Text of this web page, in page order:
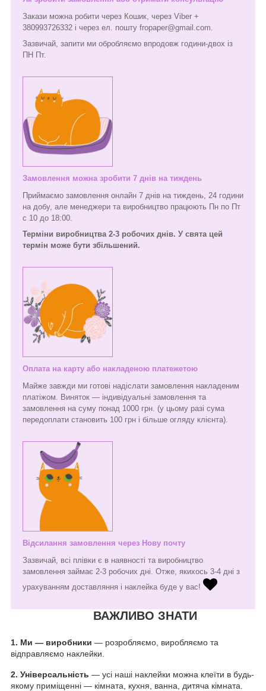
Закази можна робити через Кошик, через Viber +
380993726332 і через ел. пошту fropaper@gmail.com.
Зазвичай, запити ми обробляємо впродовж години-двох із
ПН Пт.
Замовлення можна зробити 7 днів на тиждень
Приймаємо замовлення онлайн 7 днів на тиждень, 24 години
на добу, але менеджери та виробництво працюють Пн по Пт
с 10 до 18:00.
Терміни виробництва 2-3 робочих днів. У свята цей
термін може бути збільшений.
Оплата на карту або накладеною платежетою
Майже завжди ми готові надіслати замовлення накладеним
платіжом. Виняток — індивідуальні замовлення та
замовлення на суму понад 1000 грн. (у цьому разі сума
передоплати становить 100 грн і більше огляду клієнта).
Відсилання замовлення через Нову почту
Зазвичай, всі плівки є в наявності та виробництво
замовлення займає 2-3 робочих дні. Отже, якихось 3-4 дні з
урахуванням доставляння і наклейка буде у вас!
ВАЖЛИВО ЗНАТИ
1. Ми — виробники — розробляємо, виробляємо та
відправляємо наклейки.
2. Універсальність — усі наші наклейки можна клеїти в будь-
якому приміщенні — кімната, кухня, ванна, дитяча кімната.